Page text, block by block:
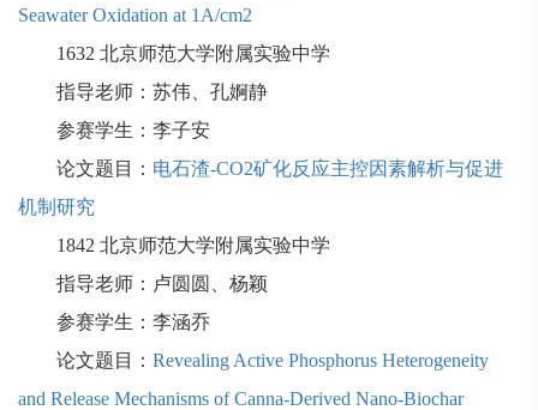
Seawater Oxidation at 1A/cm2
1632 北京师范大学附属实验中学
指导老师：苏伟、孔婀静
参赛学生：李子安
论文题目： 电石渣-CO2矿化反应主控因素解析与促进
机制研究
1842 北京师范大学附属实验中学
指导老师：卢圆圆、杨颖
参赛学生：李涵乔
论文题目： Revealing Active Phosphorus Heterogeneity
and Release Mechanisms of Canna-Derived Nano-Biochar